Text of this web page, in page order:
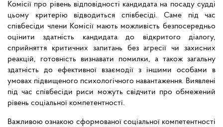
Комісії про рівень відповідності кандидата на посаду судді
цьому критерію відводиться співбесіді. Саме під час
співбесіди члени Комісії мають можливість безпосередньо
оцінити здатність кандидата до відкритого діалогу,
сприйняття критичних запитань без агресії чи захисних
реакцій, готовність визнавати помилки, а також загальну
здатність до ефективної взаємодії з іншими особами в
умовах підвищеного психологічного навантаження. Виявлені
під час співбесіди риси можуть свідчити про обмежений
рівень соціальної компетентності.
Важливою ознакою сформованої соціальної компетентності